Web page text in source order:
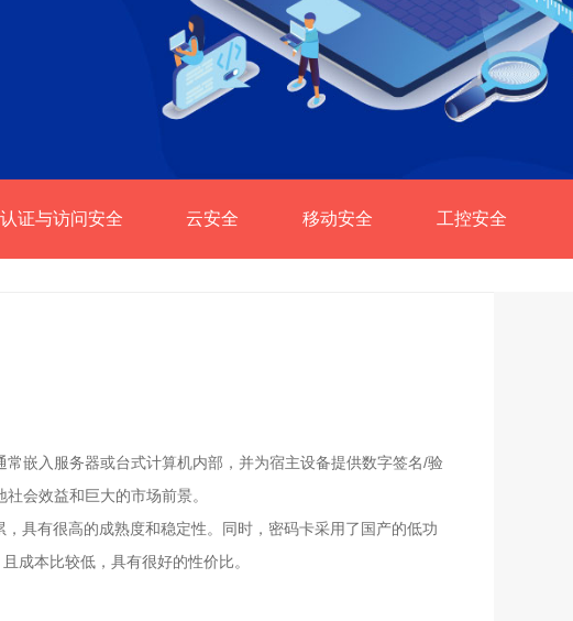
证与访问安全 云安全 移动安全 工控安全
嵌入服务器或台式计算机内部，并为宿主设备提供数字签名/验
会效益和巨大的市场前景。
具有很高的成熟度和稳定性。同时，密码卡采用了国产的低功
成本比较低，具有很好的性价比。